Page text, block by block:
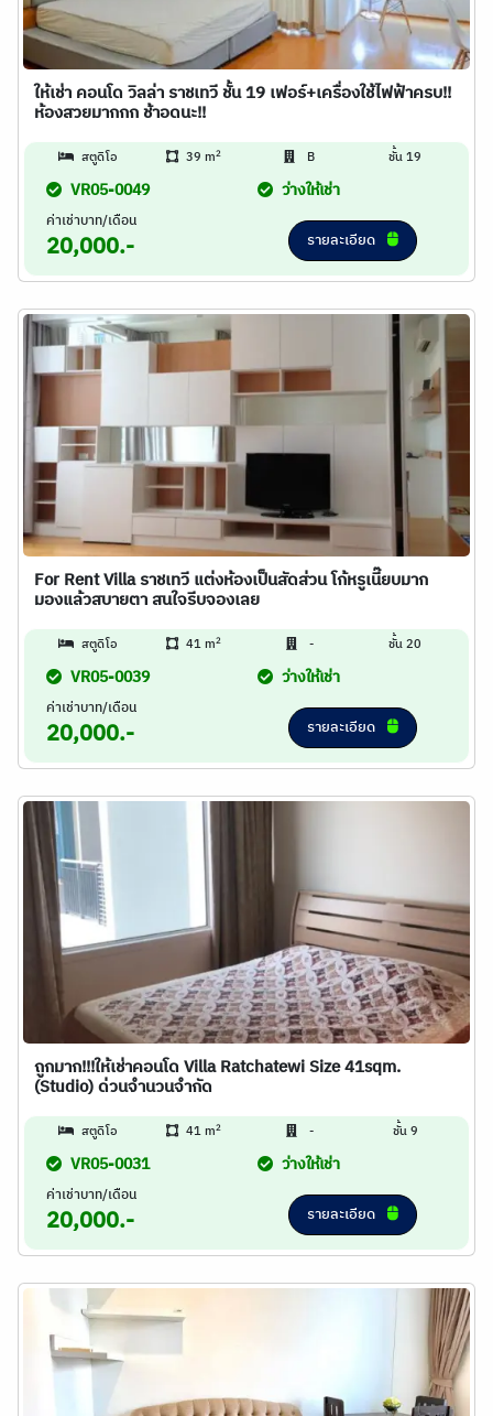
ให้เช่า คอนโด วิลล่า ราชเทวี ชั้น 19 เฟอร์+เครื่องใช้ไฟฟ้าครบ!!
ห้องสวยมากกก ช้าอดนะ!!
สตูดิโอ 39 m2 B ชั้น 19
VR05-0049 ว่างให้เช่า
ค่าเช่าบาท/เดือน
20,000.- รายละเอียด
For Rent Villa ราชเทวี แต่งห้องเป็นสัดส่วน โก้หรูเนี๊ยบมาก
มองแล้วสบายตา สนใจรีบจองเลย
สตูดิโอ 41 m2 - ชั้น 20
VR05-0039 ว่างให้เช่า
ค่าเช่าบาท/เดือน
20,000.- รายละเอียด
ถูกมาก!!!ให้เช่าคอนโด Villa Ratchatewi Size 41sqm.
(Studio) ด่วนจำนวนจำกัด
สตูดิโอ 41 m2 - ชั้น 9
VR05-0031 ว่างให้เช่า
ค่าเช่าบาท/เดือน
20,000.- รายละเอียด